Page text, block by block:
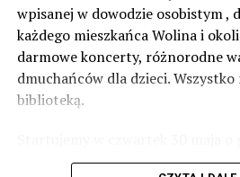
norm dopuszczalnego hałasu, no
zrobić. Tam są odpowiednie
zaznacza.
Foto: Wojciech Basałygo
wpisanej w dowodzie osobistym ,
każdego mieszkańca Wolina i
darmowe koncerty, różnorodne
dmuchańców dla dzieci.
biblioteką.
występami zespołów „Yellow” i